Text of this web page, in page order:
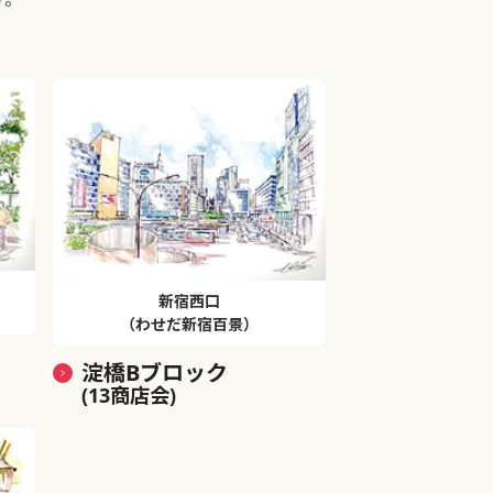
新宿西口
（わせだ新宿百景）
淀橋Bブロック
(13商店会)